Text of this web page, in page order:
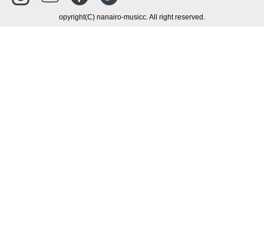
opyright(C) nanairo-musicc. All right reserved.